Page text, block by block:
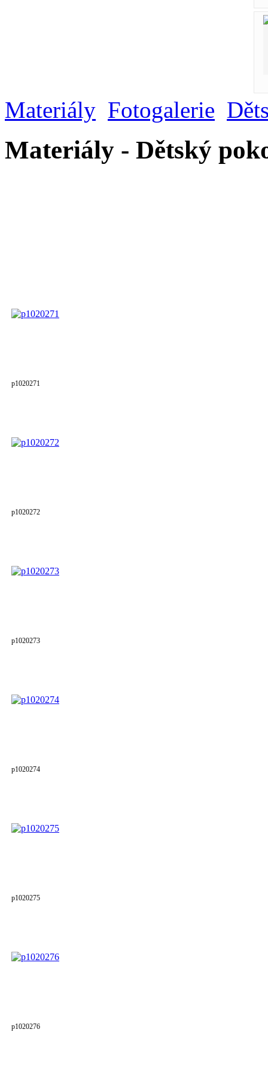
Materiály Fotogalerie
Materiály - Dětský
p1020271
p1020272
p1020273
p1020274
p1020275
p1020276